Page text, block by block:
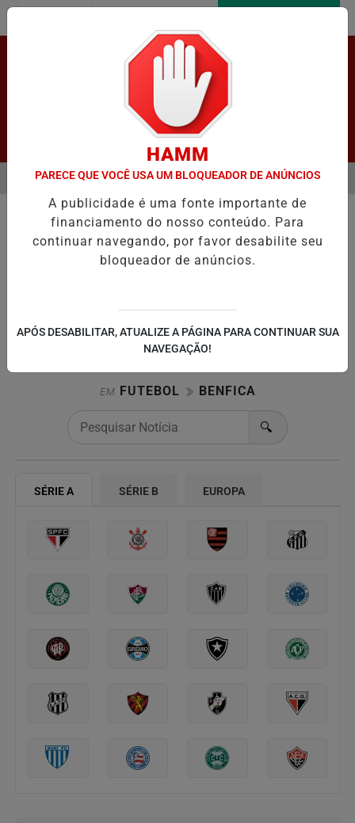
Pesquisar Notícia
SIMULAÇÃO PRÁTICA DE VOTAÇÃO ELETRÔNICA EM LAPÃO
EM ALTA
MENU
EM FUTEBOL BENFICA
🔍
SÉRIE A SÉRIE B EUROPA
HAMM
PARECE QUE VOCÊ USA UM BLOQUEADOR DE ANÚNCIOS
A publicidade é uma fonte importante de
financiamento do nosso conteúdo. Para
continuar navegando, por favor desabilite seu
bloqueador de anúncios.
APÓS DESABILITAR, ATUALIZE A PÁGINA PARA CONTINUAR SUA
NAVEGAÇÃO!